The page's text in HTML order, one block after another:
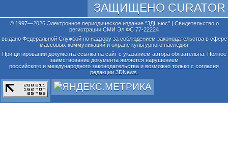
ЗАЩИЩЕНО CURATOR
© 1997—2026 Электронное периодическое издание "3ДНьюс" | Свидетельство о
регистрации СМИ Эл ФС 77-22224
выдано Федеральной Службой по надзору за соблюдением законодательства в сфере
массовых коммуникаций и охране культурного наследия
При цитировании документа ссылка на сайт с указанием автора обязательна. Полное
заимствование документа является нарушением
российского и международного законодательства и возможно только с согласия
редакции 3DNews.